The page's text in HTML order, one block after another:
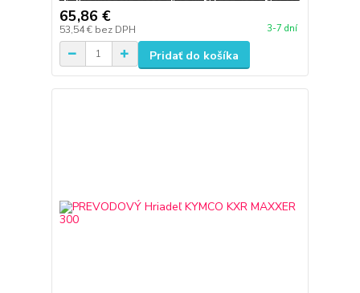
65,86 €
53,54 € bez DPH 3-7 dní
Pridať do košíka